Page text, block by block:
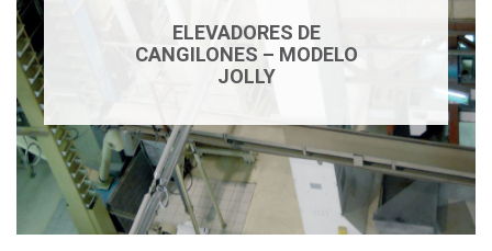
ELEVADORES DE
CANGILONES – MODELO
JOLLY